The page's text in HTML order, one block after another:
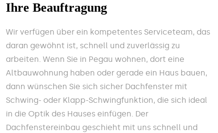
Ihre Beauftragung
Wir verfügen über ein kompetentes Serviceteam, das
daran gewöhnt ist, schnell und zuverlässig zu
arbeiten. Wenn Sie in Pegau wohnen, dort eine
Altbauwohnung haben oder gerade ein Haus bauen,
dann wünschen Sie sich sicher Dachfenster mit
Schwing- oder Klapp-Schwingfunktion, die sich ideal
in die Optik des Hauses einfügen. Der
Dachfenstereinbau geschieht mit uns schnell und